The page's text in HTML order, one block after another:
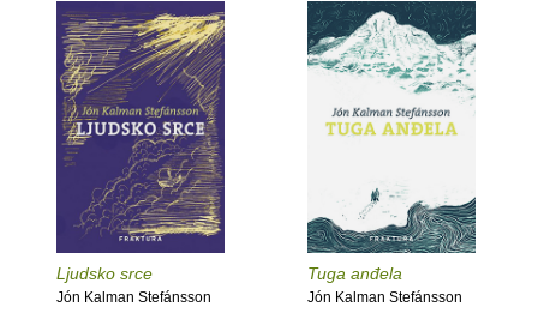
Ljudsko srce
Jón Kalman Stefánsson
Tuga anđela
Jón Kalman Stefánsson